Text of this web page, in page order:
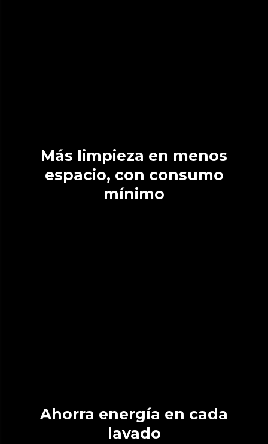
Más limpieza en menos
espacio, con consumo
mínimo
Ahorra energía en cada
lavado